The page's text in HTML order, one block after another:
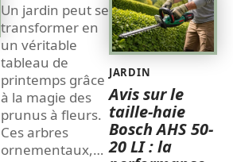
Un jardin peut se
transformer en
un véritable
tableau de
printemps grâce
à la magie des
prunus à fleurs.
Ces arbres
ornementaux,…
JARDIN
Avis sur le
taille-haie
Bosch AHS 50-
20 LI : la